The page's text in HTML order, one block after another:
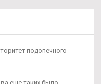
подопечного